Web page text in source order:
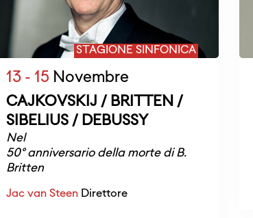
STAGIONE SINFONICA
13 - 15 Novembre
CAJKOVSKIJ / BRITTEN /
SIBELIUS / DEBUSSY
Nel
50° anniversario della morte di B.
Britten
Jac van Steen Direttore